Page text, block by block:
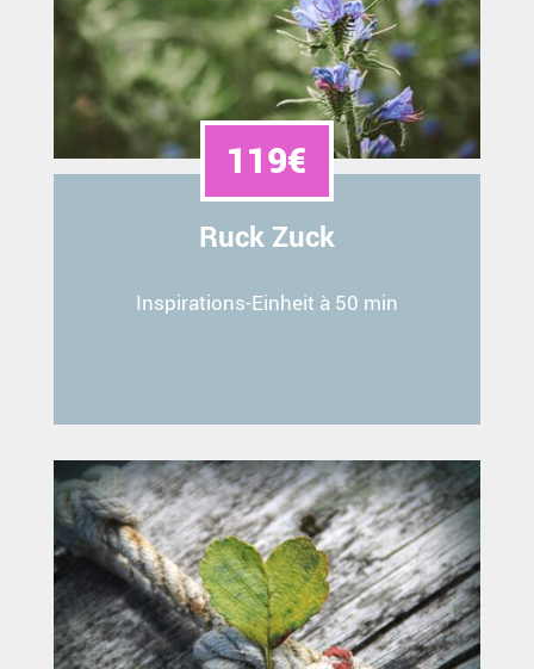
119€
Ruck Zuck
Inspirations-Einheit à 50 min